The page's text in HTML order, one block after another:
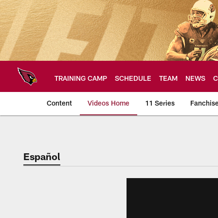
Skip
to
main
content
TRAINING CAMP SCHEDULE TEAM NEWS
Content Videos Home 11 Series
Arizona Cardinals
Español